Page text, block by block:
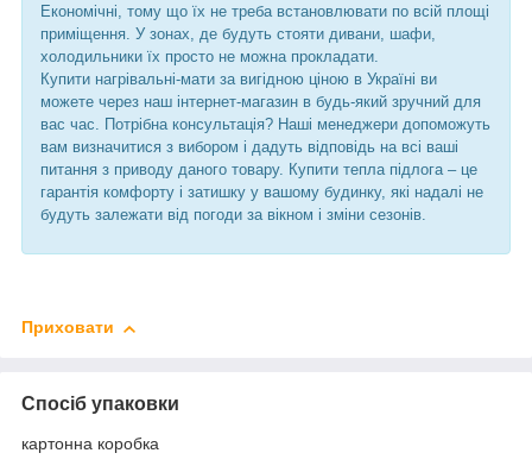
Економічні, тому що їх не треба встановлювати по всій площі
приміщення. У зонах, де будуть стояти дивани, шафи,
холодильники їх просто не можна прокладати.
Купити нагрівальні-мати за вигідною ціною в Україні ви
можете через наш інтернет-магазин в будь-який зручний для
вас час. Потрібна консультація? Наші менеджери допоможуть
вам визначитися з вибором і дадуть відповідь на всі ваші
питання з приводу даного товару. Купити тепла підлога – це
гарантія комфорту і затишку у вашому будинку, які надалі не
будуть залежати від погоди за вікном і зміни сезонів.
Приховати
Спосіб упаковки
картонна коробка